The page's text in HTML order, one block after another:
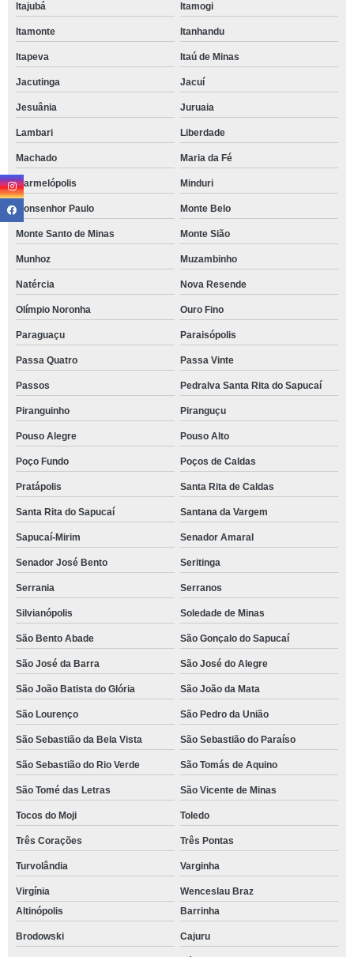
Itajubá Itamogi
Itamonte Itanhandu
Itapeva Itaú de Minas
Jacutinga Jacuí
Jesuânia Juruaia
Lambari Liberdade
Machado Maria da Fé
Marmelópolis Minduri
Monsenhor Paulo Monte Belo
Monte Santo de Minas Monte Sião
Munhoz Muzambinho
Natércia Nova Resende
Olímpio Noronha Ouro Fino
Paraguaçu Paraisópolis
Passa Quatro Passa Vinte
Passos Pedralva Santa Rita do Sapucaí
Piranguinho Piranguçu
Pouso Alegre Pouso Alto
Poço Fundo Poços de Caldas
Pratápolis Santa Rita de Caldas
Santa Rita do Sapucaí Santana da Vargem
Sapucaí-Mirim Senador Amaral
Senador José Bento Seritinga
Serrania Serranos
Silvianópolis Soledade de Minas
São Bento Abade São Gonçalo do Sapucaí
São José da Barra São José do Alegre
São João Batista do Glória São João da Mata
São Lourenço São Pedro da União
São Sebastião da Bela Vista São Sebastião do Paraíso
São Sebastião do Rio Verde São Tomás de Aquino
São Tomé das Letras São Vicente de Minas
Tocos do Moji Toledo
Três Corações Três Pontas
Turvolândia Varginha
Virgínia
Wenceslau Braz
Altinópolis
Barrinha
Brodowski Cajuru